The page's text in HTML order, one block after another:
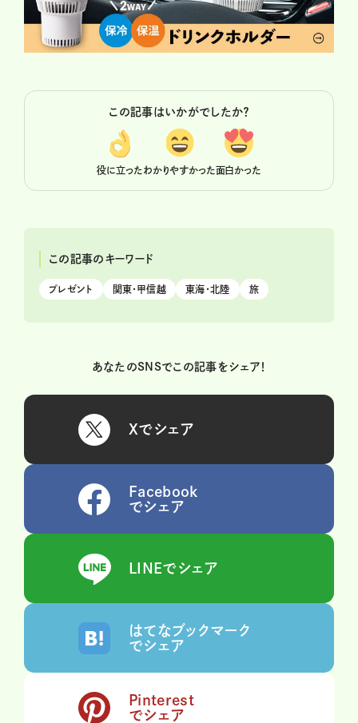
この記事はいかがでしたか？
役に立ったわかりやすかった面白かった
この記事のキーワード
プレゼント 関東・甲信越 東海・北陸 旅
あなたのSNSでこの記事をシェア！
Xでシェア
Facebook
でシェア
LINEでシェア
はてなブックマーク
でシェア
Pinterest
でシェア